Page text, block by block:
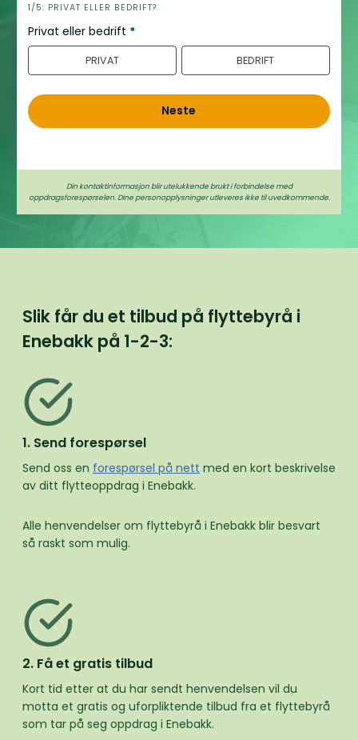
h
e
r
1/5: PRIVAT ELLER BEDRIFT?
Privat eller bedrift *
PRIVAT BEDRIFT
Neste
Din kontaktinformasjon blir utelukkende brukt i forbindelse med
oppdragsforespørselen. Dine personopplysninger utleveres ikke til uvedkommende.
Slik får du et tilbud på flyttebyrå i
Enebakk på 1-2-3:
1. Send forespørsel
Send oss en forespørsel på nett med en kort beskrivelse
av ditt flytteoppdrag i Enebakk.
Alle henvendelser om flyttebyrå i Enebakk blir besvart
så raskt som mulig.
2. Få et gratis tilbud
Kort tid etter at du har sendt henvendelsen vil du
motta et gratis og uforpliktende tilbud fra et flyttebyrå
som tar på seg oppdrag i Enebakk.